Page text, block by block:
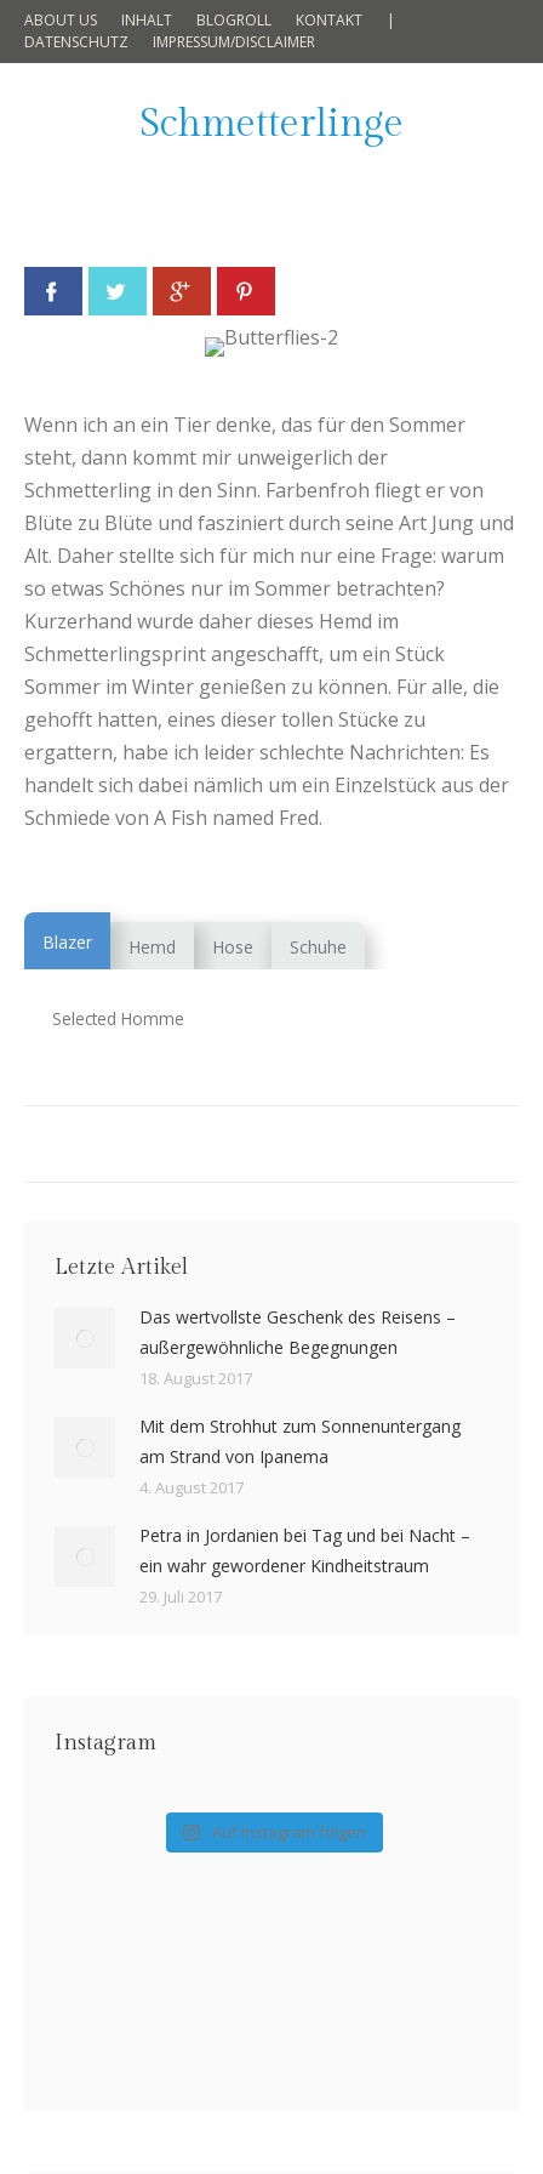
ABOUT US INHALT BLOGROLL KONTAKT
|
DATENSCHUTZ
IMPRESSUM/DISCLAIMER
Schmetterlinge
Facebook Twitter Google+
Wenn ich an ein Tier denke, das für den Sommer
steht, dann kommt mir unweigerlich der
Schmetterling in den Sinn. Farbenfroh fliegt er von
Blüte zu Blüte und fasziniert durch seine Art Jung und
Alt. Daher stellte sich für mich nur eine Frage: warum
so etwas Schönes nur im Sommer betrachten?
Kurzerhand wurde daher dieses Hemd im
Schmetterlingsprint angeschafft, um ein Stück
Sommer im Winter genießen zu können. Für alle, die
gehofft hatten, eines dieser tollen Stücke zu
ergattern, habe ich leider schlechte Nachrichten: Es
handelt sich dabei nämlich um ein Einzelstück aus der
Schmiede von A Fish named Fred.
Blazer Hemd Hose Schuhe
Selected Homme
Letzte Artikel
Das wertvollste Geschenk des Reisens –
außergewöhnliche Begegnungen
18. August 2017
Mit dem Strohhut zum Sonnenuntergang
am Strand von Ipanema
4. August 2017
Petra in Jordanien bei Tag und bei Nacht –
ein wahr gewordener Kindheitstraum
29. Juli 2017
Instagram
Auf Instagram folgen